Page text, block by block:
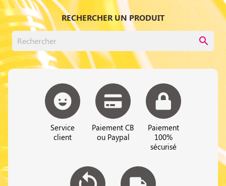
RECHERCHER UN PRODUIT
search
Service
client
Paiement CB
ou Paypal
Paiement
100%
sécurisé